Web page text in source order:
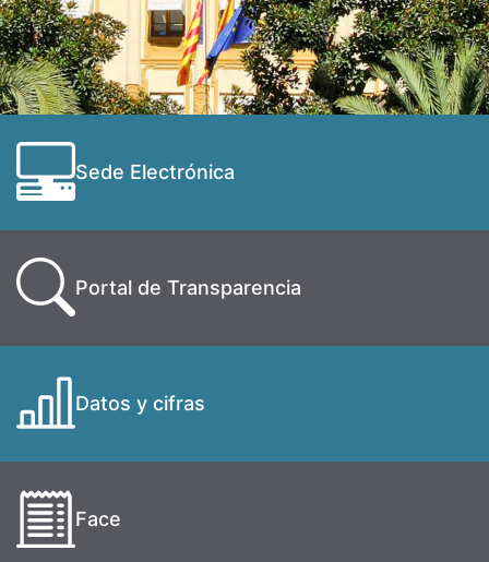
Sede Electrónica
Portal de Transparencia
Datos y cifras
Face